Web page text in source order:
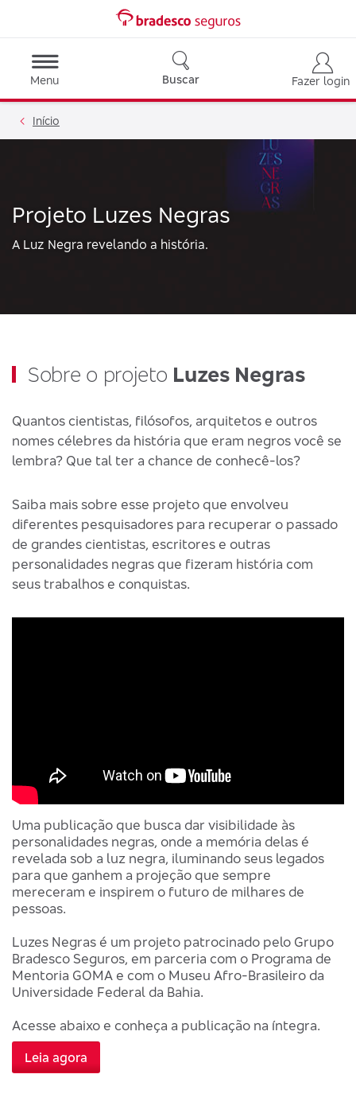
Menu Buscar Fazer login
Início
Projeto Luzes Negras
A Luz Negra revelando a história.
Sobre o projeto Luzes Negras
Quantos cientistas, filósofos, arquitetos e outros
nomes célebres da história que eram negros você se
lembra? Que tal ter a chance de conhecê-los?
Saiba mais sobre esse projeto que envolveu
diferentes pesquisadores para recuperar o passado
de grandes cientistas, escritores e outras
personalidades negras que fizeram história com
seus trabalhos e conquistas.
Uma publicação que busca dar visibilidade às
personalidades negras, onde a memória delas é
revelada sob a luz negra, iluminando seus legados
para que ganhem a projeção que sempre
mereceram e inspirem o futuro de milhares de
pessoas.
Luzes Negras é um projeto patrocinado pelo Grupo
Bradesco Seguros, em parceria com o Programa de
Mentoria GOMA e com o Museu Afro-Brasileiro da
Universidade Federal da Bahia.
Acesse abaixo e conheça a publicação na íntegra.
Leia agora